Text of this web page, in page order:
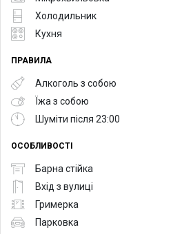
Холодильник
Кухня
ПРАВИЛА
Алкоголь з собою
Їжа з собою
Шуміти після 23:00
ОСОБЛИВОСТІ
Барна стійка
Вхід з вулиці
Гримерка
Парковка